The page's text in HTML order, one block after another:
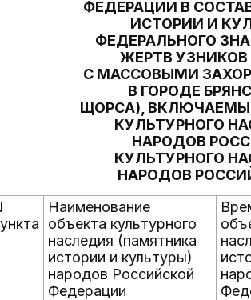
ФЕДЕРАЦИИ В
ИСТОРИИ И
ФЕДЕРАЛЬНОГО
ЖЕРТВ
С МАССОВЫМИ
В ГОРОДЕ
ЩОРСА),
КУЛЬТУРНОГО
НАРОДОВ
КУЛЬТУРНОГО
НАРОДОВ
Наименование
объекта культурного
наследия (памятника
истории и культуры)
народов Российской
Федерации